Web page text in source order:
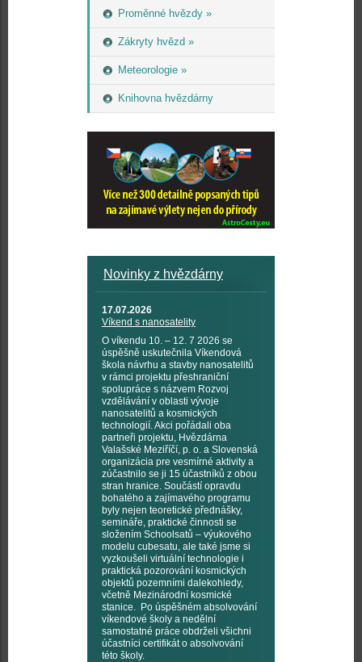
Proměnné hvězdy »
Zákryty hvězd »
Meteorologie »
Knihovna hvězdárny
Novinky z hvězdárny
17.07.2026
Víkend s nanosatelity
O víkendu 10. – 12. 7 2026 se
úspěšně uskutečnila Víkendová
škola návrhu a stavby nanosatelitů
v rámci projektu přeshraniční
spolupráce s názvem Rozvoj
vzdělávání v oblasti vývoje
nanosatelitů a kosmických
technologií. Akci pořádali oba
partneři projektu, Hvězdárna
Valašské Meziříčí, p. o. a Slovenská
organizácia pre vesmírné aktivity a
zúčastnilo se ji 15 účastníků z obou
stran hranice. Součástí opravdu
bohatého a zajímavého programu
byly nejen teoretické přednášky,
semináře, praktické činnosti se
složením Schoolsatů – výukového
modelu cubesatu, ale také jsme si
vyzkoušeli virtuální technologie i
praktická pozorování kosmických
objektů pozemními dalekohledy,
včetně Mezinárodní kosmické
stanice. Po úspěšném absolvování
víkendové školy a nedělní
samostatné práce obdrželi všichni
účastníci certifikát o absolvování
této školy.